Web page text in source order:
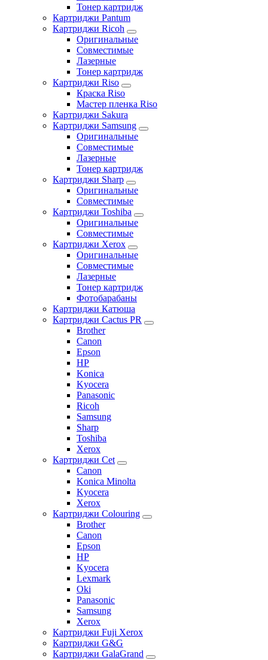
Тонер картридж
Картриджи Pantum
Картриджи Ricoh
Оригинальные
Совместимые
Лазерные
Тонер картридж
Картриджи Riso
Краска Riso
Мастер пленка Riso
Картриджи Sakura
Картриджи Samsung
Оригинальные
Совместимые
Лазерные
Тонер картридж
Картриджи Sharp
Оригинальные
Совместимые
Картриджи Toshiba
Оригинальные
Совместимые
Картриджи Xerox
Оригинальные
Совместимые
Лазерные
Тонер картридж
Фотобарабаны
Картриджи Катюша
Картриджи Cactus PR
Brother
Canon
Epson
HP
Konica
Kyocera
Panasonic
Ricoh
Samsung
Sharp
Toshiba
Xerox
Картриджи Cet
Canon
Konica Minolta
Kyocera
Xerox
Картриджи Colouring
Brother
Canon
Epson
HP
Kyocera
Lexmark
Oki
Panasonic
Samsung
Xerox
Картриджи Fuji Xerox
Картриджи G&G
Картриджи GalaGrand